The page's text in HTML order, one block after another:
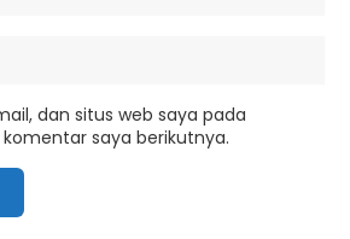
dan situs web saya pada
saya berikutnya.